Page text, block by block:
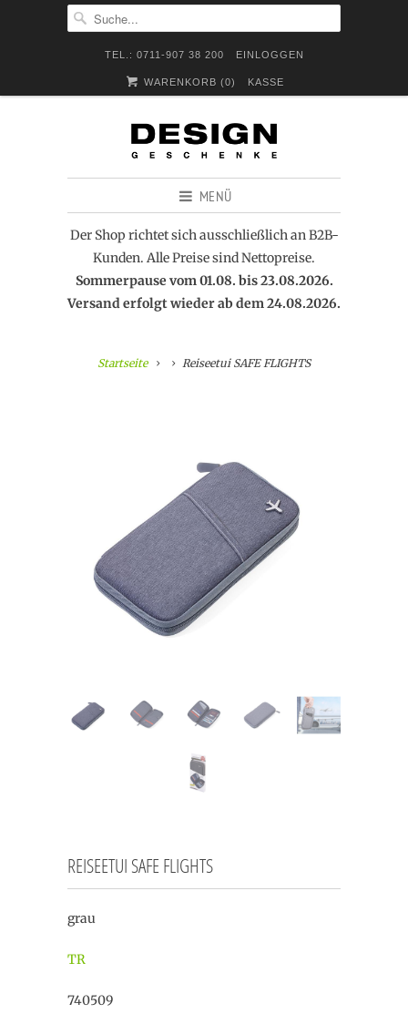
TEL.: 0711-907 38 200 EINLOGGEN
WARENKORB (0) KASSE
MENÜ
Der Shop richtet sich ausschließlich an B2B-
Kunden. Alle Preise sind Nettopreise.
Sommerpause vom 01.08. bis 23.08.2026.
Versand erfolgt wieder ab dem 24.08.2026.
Startseite Reiseetui SAFE FLIGHTS
REISEETUI SAFE FLIGHTS
grau
TR
740509